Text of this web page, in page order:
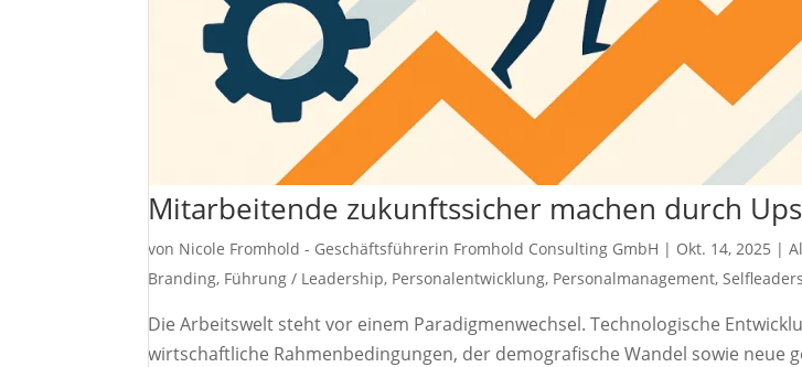
Mitarbeitende zukunftssicher machen durch
von Nicole Fromhold - Geschäftsführerin Fromhold Consulting GmbH | Okt. 14, 2025 |
Branding, Führung / Leadership, Personalentwicklung, Personalmanagement,
Die Arbeitswelt steht vor einem Paradigmenwechsel. Technologische
wirtschaftliche Rahmenbedingungen, der demografische Wandel sowie neue